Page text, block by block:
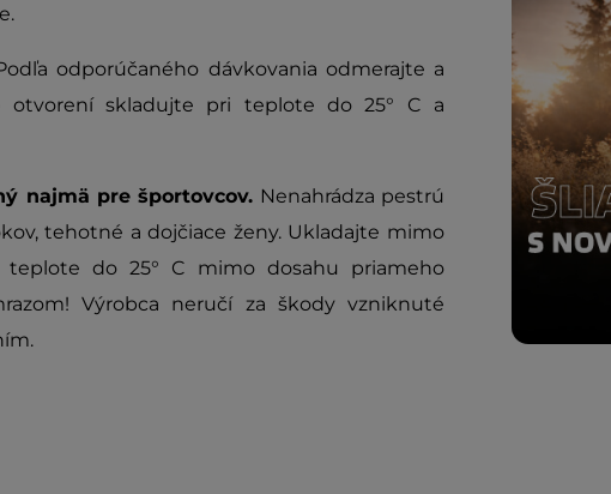
odporúčaného dávkovania odmerajte a
otvorení skladujte pri teplote do 25° C a
najmä pre športovcov. Nenahrádza pestrú
tehotné a dojčiace ženy. Ukladajte mimo
do 25° C mimo dosahu priameho
Výrobca neručí za škody vzniknuté